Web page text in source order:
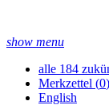
show menu
alle 184
Merkzettel (0)
English